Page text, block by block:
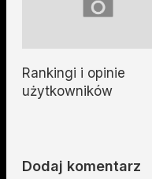
Rankingi i opinie
użytkowników
Dodaj komentarz